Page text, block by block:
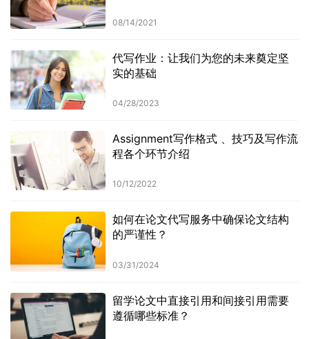
08/14/2021
代写作业：让我们为您的未来奠定坚
实的基础
04/28/2023
Assignment写作格式 、技巧及写作流
程各个环节介绍
10/12/2022
如何在论文代写服务中确保论文结构
的严谨性？
03/31/2024
留学论文中直接引用和间接引用需要
遵循哪些标准？